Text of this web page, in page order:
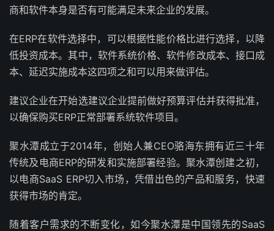
商和软件本身是否有可能满足未来企业的发展。
在ERP在软件选择中，可以根据性能价格比进行选择，以降
低投资成本。其中，软件系统价格、软件修改成本、接口成
本、延迟实施成本这四项之和可以用来做评估。
建议企业在开始选建议企业提前做好预算评估并获得批准，
以确保购买ERP正常部署系统软件项目。
聚水潭成立于2014年，创始人兼CEO骆海东拥有近三十年
传统及电商ERP的研发和实施部署经验。聚水潭创建之初，
以电商SaaS ERP切入市场，凭借出色的产品和服务，快速
获得市场的肯定。
随着客户需求的不断变化，如今聚水潭是中国领先的SaaS